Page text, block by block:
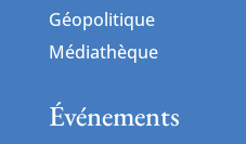
Géopolitique
Médiathèque
Événements